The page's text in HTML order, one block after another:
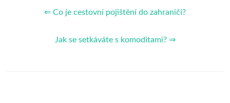
⇐ Co je cestovní pojištění do zahraničí?
Jak se setkáváte s komoditami? ⇒